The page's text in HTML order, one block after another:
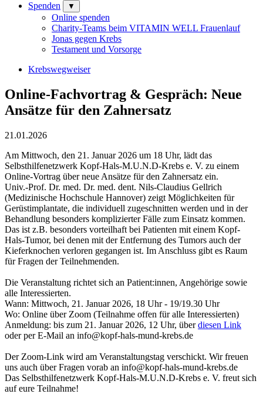
Spenden
▼
Online spenden
Charity-Teams beim VITAMIN WELL Frauenlauf
Jonas gegen Krebs
Testament und Vorsorge
Krebswegweiser
Online-Fachvortrag & Gespräch: Neue
Ansätze für den Zahnersatz
21.01.2026
Am Mittwoch, den 21. Januar 2026 um 18 Uhr, lädt das
Selbsthilfenetzwerk Kopf-Hals-M.U.N.D-Krebs e. V. zu einem
Online-Vortrag über neue Ansätze für den Zahnersatz ein.
Univ.-Prof. Dr. med. Dr. med. dent. Nils-Claudius Gellrich
(Medizinische Hochschule Hannover) zeigt Möglichkeiten für
Gerüstimplantate, die individuell zugeschnitten werden und in der
Behandlung besonders komplizierter Fälle zum Einsatz kommen.
Das ist z.B. besonders vorteilhaft bei Patienten mit einem Kopf-
Hals-Tumor, bei denen mit der Entfernung des Tumors auch der
Kieferknochen verloren gegangen ist. Im Anschluss gibt es Raum
für Fragen der Teilnehmenden.
Die Veranstaltung richtet sich an Patient:innen, Angehörige sowie
alle Interessierten.
Wann: Mittwoch, 21. Januar 2026, 18 Uhr - 19/19.30 Uhr
Wo: Online über Zoom (Teilnahme offen für alle Interessierten)
Anmeldung: bis zum 21. Januar 2026, 12 Uhr, überdiesen Link
oder per E-Mail an info@kopf-hals-mund-krebs.de
Der Zoom-Link wird am Veranstaltungstag verschickt. Wir freuen
uns auch über Fragen vorab an info@kopf-hals-mund-krebs.de
Das Selbsthilfenetzwerk Kopf-Hals-M.U.N.D-Krebs e. V. freut sich
auf eure Teilnahme!